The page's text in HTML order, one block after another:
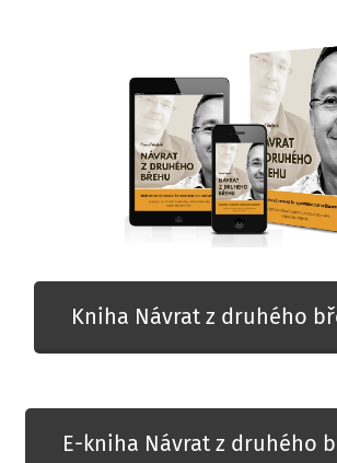
Kniha Návrat z druhého
E-kniha Návrat z druhého